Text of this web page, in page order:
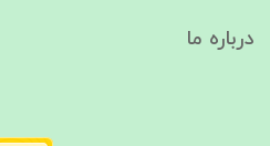
درباره ما